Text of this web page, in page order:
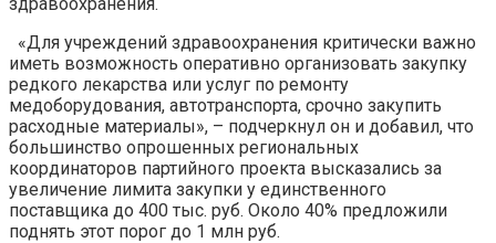
«Для учреждений здравоохранения критически важно
иметь возможность оперативно организовать закупку
редкого лекарства или услуг по ремонту
медоборудования, автотранспорта, срочно закупить
расходные материалы», – подчеркнул он и добавил, что
большинство опрошенных региональных
координаторов партийного проекта высказались за
увеличение лимита закупки у единственного
поставщика до 400 тыс. руб. Около 40% предложили
поднять этот порог до 1 млн руб.